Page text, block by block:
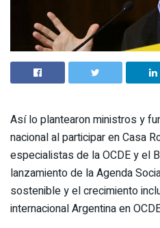
Así lo plantearon ministros y
nacional al participar en Casa
especialistas de la OCDE y el
lanzamiento de la Agenda
sostenible y el crecimiento
internacional Argentina en